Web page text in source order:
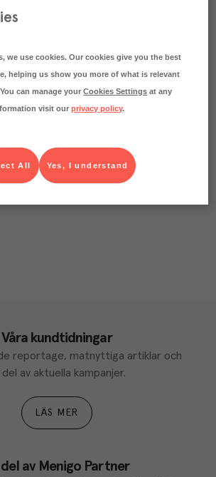
Våra kundtidningar
reportage, matnyttiga artiklar och
av aktuella kampanjer.
LÄS MER
del av Menigo Partner
we use cookies. Our cookies give you the best
helping us show you more of what is relevant
can manage yourCookies Settings at any
visit ourprivacy policy.
Yes, I understand
All